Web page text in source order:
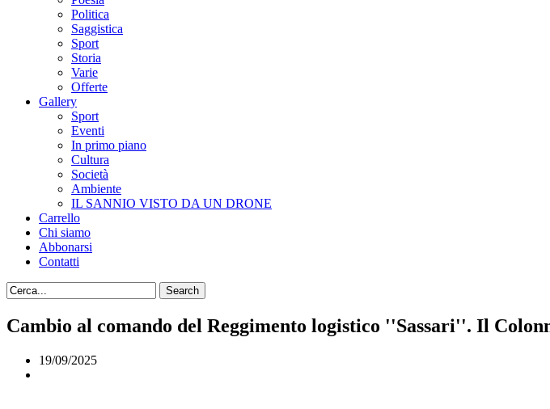
Politica
Saggistica
Sport
Storia
Varie
Offerte
Gallery
Sport
Eventi
In primo piano
Cultura
Società
Ambiente
IL SANNIO VISTO DA UN DRONE
Carrello
Chi siamo
Abbonarsi
Contatti
Cambio al comando del Reggimento logistico ''Sassari''. Il
19/09/2025